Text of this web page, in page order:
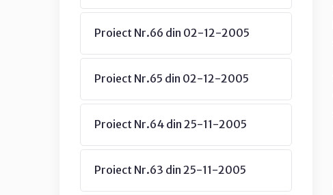
Proiect Nr.66 din 02-12-2005
Proiect Nr.65 din 02-12-2005
Proiect Nr.64 din 25-11-2005
Proiect Nr.63 din 25-11-2005